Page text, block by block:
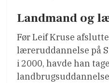
Landmand og
Før Leif Kruse
læreruddannelse på
i 2000, havde han